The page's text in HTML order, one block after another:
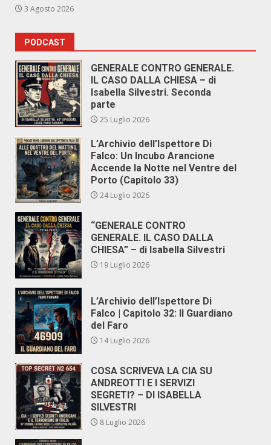
3 Agosto 2026
PODCAST
GENERALE CONTRO GENERALE.
IL CASO DALLA CHIESA – di
Isabella Silvestri. Seconda
parte
25 Luglio 2026
L’Archivio dell’Ispettore Di
Falco: Un Incubo Arancione
Accende la Notte nel Ventre del
Porto (Capitolo 33)
24 Luglio 2026
“GENERALE CONTRO
GENERALE. IL CASO DALLA
CHIESA” – di Isabella Silvestri
19 Luglio 2026
L’Archivio dell’Ispettore Di
Falco | Capitolo 32: Il Guardiano
del Faro
14 Luglio 2026
COSA SCRIVEVA LA CIA SU
ANDREOTTI E I SERVIZI
SEGRETI? – DI ISABELLA
SILVESTRI
8 Luglio 2026